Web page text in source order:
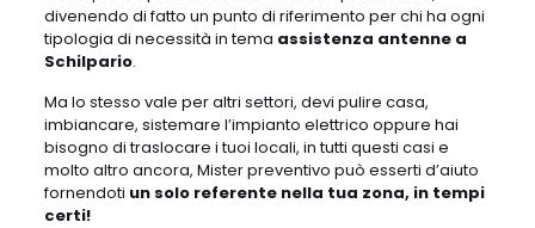
divenendo di fatto un punto di riferimento per chi ha ogni
tipologia di necessità in tema assistenza antenne a
Schilpario.
Ma lo stesso vale per altri settori, devi pulire casa,
imbiancare, sistemare l’impianto elettrico oppure hai
bisogno di traslocare i tuoi locali, in tutti questi casi e
molto altro ancora, Mister preventivo può esserti d’aiuto
fornendoti un solo referente nella tua zona, in tempi
certi!